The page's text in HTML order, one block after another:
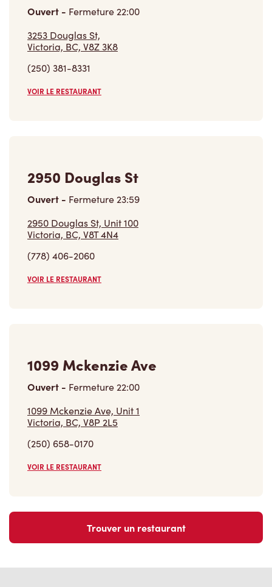
Ouvert - Fermeture22:00
3253 Douglas St,
Victoria, BC, V8Z 3K8
(250) 381-8331
VOIR LE RESTAURANT
2950 Douglas St
Ouvert - Fermeture23:59
2950 Douglas St, Unit 100
Victoria, BC, V8T 4N4
(778) 406-2060
VOIR LE RESTAURANT
1099 Mckenzie Ave
Ouvert - Fermeture22:00
1099 Mckenzie Ave, Unit 1
Victoria, BC, V8P 2L5
(250) 658-0170
VOIR LE RESTAURANT
Trouver un restaurant